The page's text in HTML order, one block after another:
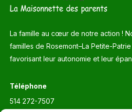
La famille au cœur de notre action !
familles de Rosemont–La Petite-
favorisant leur autonomie et leur
Téléphone
514 272-7507